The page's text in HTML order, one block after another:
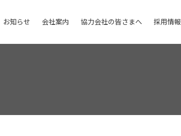
お知らせ 会社案内 協力会社の皆さまへ 採用情報